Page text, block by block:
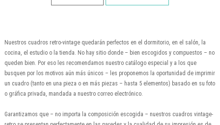
Nuestros cuadros retro-vintage quedarán perfectos en el dormitorio, en el salón, la
cocina, el estudio o la tienda. No hay sitio donde – bien escogidos y compuestos – no
queden bien. Por eso les recomendamos nuestro catálogo especial y a los que
busquen por los motivos aún más únicos – les proponemos la oportunidad de imprimir
un cuadro (tanto en una pieza o en más piezas – hasta 5 elementos) basado en su foto
o gráfica privada, mandada a nuestro correo electrónico.
Garantizamos que – no importa la composición escogida – nuestros cuadros vintage-